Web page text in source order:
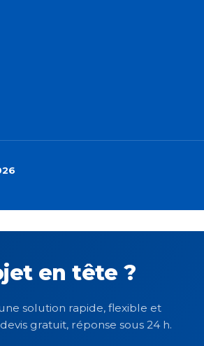
en tête ?
solution rapide, flexible et
gratuit, réponse sous 24 h.